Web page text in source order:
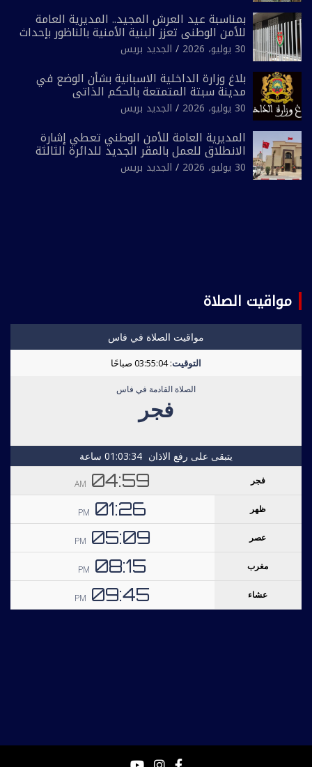
بمناسبة عيد العرش المجيد.. المديرية العامة
للأمن الوطني تعزز البنية الأمنية بالناظور بإحداث
فرقتين جديدتين
30 يوليو، 2026 الجديد بريس
بلاغ وزارة الداخلية الاسبانية بشأن الوضع في
مدينة سبتة المتمتعة بالحكم الذاتي
30 يوليو، 2026 الجديد بريس
المديرية العامة للأمن الوطني تعطي إشارة
الانطلاق للعمل بالمقر الجديد للدائرة الثالثة
للشرطة بولاية أمن العيون
30 يوليو، 2026 الجديد بريس
مواقيت الصلاة